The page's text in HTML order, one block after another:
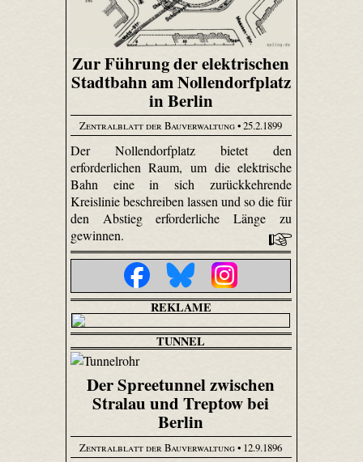
Zur Führung der elektrischen
Stadtbahn am Nollendorfplatz
in Berlin
Zentralblatt der Bauverwaltung• 25.2.1899
Der Nollendorfplatz bietet den
erforderlichen Raum, um die elektrische
Bahn eine in sich zurückkehrende
Kreislinie beschreiben lassen und so die für
den Abstieg erforderliche Länge zu
gewinnen.
REKLAME
TUNNEL
Der Spreetunnel zwischen
Stralau und Treptow bei
Berlin
Zentralblatt der Bauverwaltung• 12.9.1896